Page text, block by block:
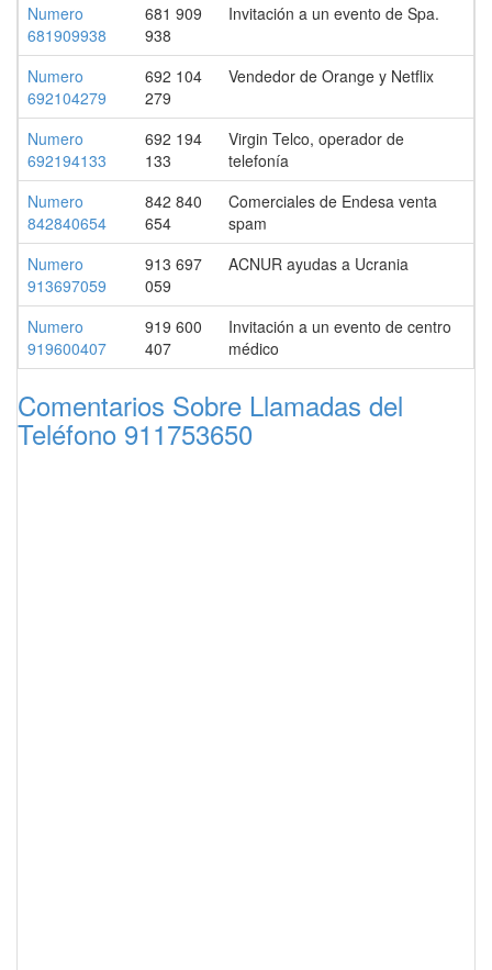
Numero
681909938
681 909
938
Invitación a un evento de Spa.
Numero
692104279
692 104
279
Vendedor de Orange y Netflix
Numero
692194133
692 194
133
Virgin Telco, operador de
telefonía
Numero
842840654
842 840
654
Comerciales de Endesa venta
spam
Numero
913697059
913 697
059
ACNUR ayudas a Ucrania
Numero
919600407
919 600
407
Invitación a un evento de centro
médico
Comentarios Sobre Llamadas del
Teléfono 911753650